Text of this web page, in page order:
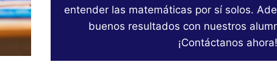
entender las matemáticas por sí solos.
buenos resultados con nuestros
¡Contáctanos ahora!